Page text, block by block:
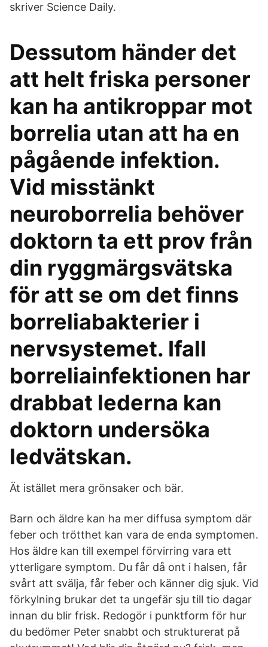
skriver Science Daily.
Dessutom händer det
att helt friska personer
kan ha antikroppar mot
borrelia utan att ha en
pågående infektion.
Vid misstänkt
neuroborrelia behöver
doktorn ta ett prov från
din ryggmärgsvätska
för att se om det finns
borreliabakterier i
nervsystemet. Ifall
borreliainfektionen har
drabbat lederna kan
doktorn undersöka
ledvätskan.
Ät istället mera grönsaker och bär.
Barn och äldre kan ha mer diffusa symptom där
feber och trötthet kan vara de enda symptomen.
Hos äldre kan till exempel förvirring vara ett
ytterligare symptom. Du får då ont i halsen, får
svårt att svälja, får feber och känner dig sjuk. Vid
förkylning brukar det ta ungefär sju till tio dagar
innan du blir frisk. Redogör i punktform för hur
du bedömer Peter snabbt och strukturerat på